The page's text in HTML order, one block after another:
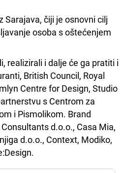
Sarajava, čiji je osnovni cilj
osoba s oštećenjem
realizirali i dalje će ga pratiti i
British Council, Royal
Centre for Design, Studio
s Centrom za
i Pismolikom. Brand
d.o.o., Casa Mia,
d.o.o., Context, Modiko,